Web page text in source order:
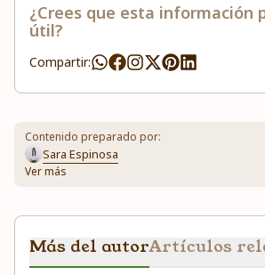
¿Crees que esta información
útil?
Compartir:
Contenido preparado por:
Sara Espinosa
Ver más
Más del autorArtículos